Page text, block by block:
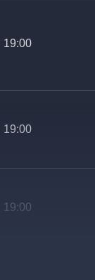
19:00
19:00
19:00